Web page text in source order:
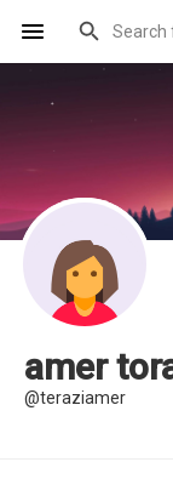
amer
@teraziamer